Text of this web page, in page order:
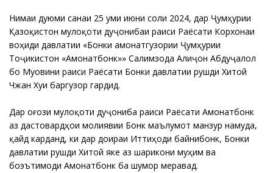
Нимаи дуюми санаи 25 уми июни соли 2024, дар Ҷумҳурии
Қазоқистон мулоқоти дуҷонибаи раиси Раёсати Корхонаи
воҳиди давлатии «Бонки амонатгузории Ҷумҳурии
Тоҷикистон «Амонатбонк»» Салимзода Алиҷон Абдуҷалол
бо Муовини раиси Раёсати Бонки давлатии рушди Хитой
Чжан Хуи баргузор гардид.
Дар оғози мулоқоти дуҷониба раиси Раёсати Амонатбонк
аз дастовардҳои молиявии Бонк маълумот манзур намуда,
қайд карданд, ки дар доираи Иттиҳоди байнибонкӣ, Бонки
давлатии рушди Хитой яке аз шарикони муҳим ва
боэътимоди Амонатбонк ба шумор меравад.